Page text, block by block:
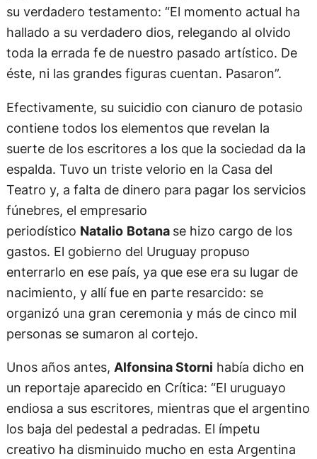
su verdadero testamento: “El momento actual ha
hallado a su verdadero dios, relegando al olvido
toda la errada fe de nuestro pasado artístico. De
éste, ni las grandes figuras cuentan. Pasaron”.
Efectivamente, su suicidio con cianuro de potasio
contiene todos los elementos que revelan la
suerte de los escritores a los que la sociedad da la
espalda. Tuvo un triste velorio en la Casa del
Teatro y, a falta de dinero para pagar los servicios
fúnebres, el empresario
periodístico Natalio Botana se hizo cargo de los
gastos. El gobierno del Uruguay propuso
enterrarlo en ese país, ya que ese era su lugar de
nacimiento, y allí fue en parte resarcido: se
organizó una gran ceremonia y más de cinco mil
personas se sumaron al cortejo.
Unos años antes, Alfonsina Storni había dicho en
un reportaje aparecido en Crítica: “El uruguayo
endiosa a sus escritores, mientras que el argentino
los baja del pedestal a pedradas. El ímpetu
creativo ha disminuido mucho en esta Argentina